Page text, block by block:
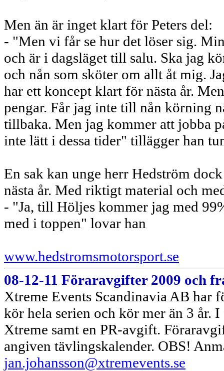
Men än är inget klart för Peters del:
- "Men vi får se hur det löser sig.
och är i dagsläget till salu. Ska jag
och nån som sköter om allt åt mig.
har ett koncept klart för nästa år.
pengar. Får jag inte till nån körning
tillbaka. Men jag kommer att jobba
inte lätt i dessa tider" tillägger han
En sak kan unge herr Hedström
nästa år. Med riktigt material och
- "Ja, till Höljes kommer jag med
med i toppen" lovar han
www.hedstromsmotorsport.se
08-12-11 Föraravgifter 2009 och
Xtreme Events Scandinavia AB har
kör hela serien och kör mer än 3 år.
Xtreme samt en PR-avgift.
angiven tävlingskalender. OBS!
jan.johansson@xtremevents.se